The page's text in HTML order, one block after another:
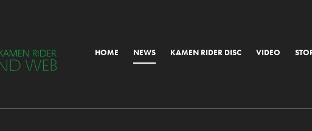
HOME NEWS KAMEN RIDER DISC
ALL
VIDEO